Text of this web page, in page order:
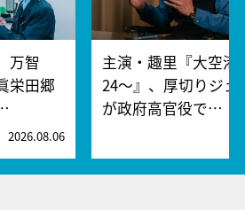
万智
栄田郷
2026.08.06
主演・趣里『大空港
24～』、厚切りジェ
が政府高官役で…